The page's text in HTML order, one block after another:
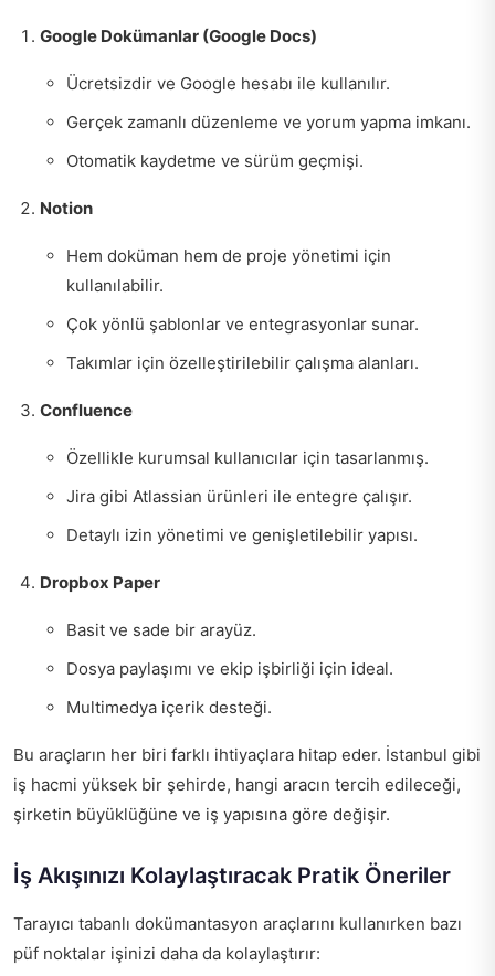
Google Dokümanlar (Google Docs)
Ücretsizdir ve Google hesabı ile kullanılır.
Gerçek zamanlı düzenleme ve yorum yapma imkanı.
Otomatik kaydetme ve sürüm geçmişi.
Notion
Hem doküman hem de proje yönetimi için
kullanılabilir.
Çok yönlü şablonlar ve entegrasyonlar sunar.
Takımlar için özelleştirilebilir çalışma alanları.
Confluence
Özellikle kurumsal kullanıcılar için tasarlanmış.
Jira gibi Atlassian ürünleri ile entegre çalışır.
Detaylı izin yönetimi ve genişletilebilir yapısı.
Dropbox Paper
Basit ve sade bir arayüz.
Dosya paylaşımı ve ekip işbirliği için ideal.
Multimedya içerik desteği.
Bu araçların her biri farklı ihtiyaçlara hitap eder. İstanbul gibi
iş hacmi yüksek bir şehirde, hangi aracın tercih edileceği,
şirketin büyüklüğüne ve iş yapısına göre değişir.
İş Akışınızı Kolaylaştıracak Pratik Öneriler
Tarayıcı tabanlı dokümantasyon araçlarını kullanırken bazı
püf noktalar işinizi daha da kolaylaştırır: